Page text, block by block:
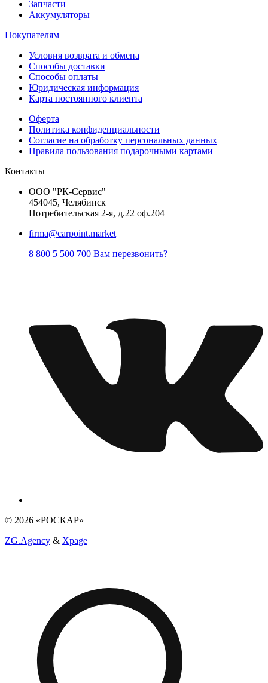
Запчасти
Аккумуляторы
Покупателям
Условия возврата и обмена
Способы доставки
Способы оплаты
Юридическая информация
Карта постоянного клиента
Оферта
Политика конфиденциальности
Согласие на обработку персональных данных
Правила пользования подарочными картами
Контакты
ООО "РК-Сервис"
454045, Челябинск
Потребительская 2-я, д.22 оф.204
firma@carpoint.market
8 800 5 500 700 Вам перезвонить?
© 2026 «РОСКАР»
ZG.Agency & Xpage